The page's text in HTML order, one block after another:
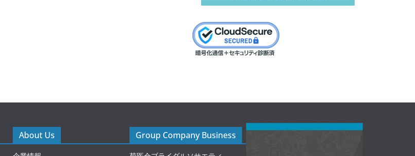
About Us Group Company Business